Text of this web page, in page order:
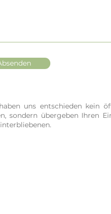
uns entschieden kein
sondern übergeben Ihren